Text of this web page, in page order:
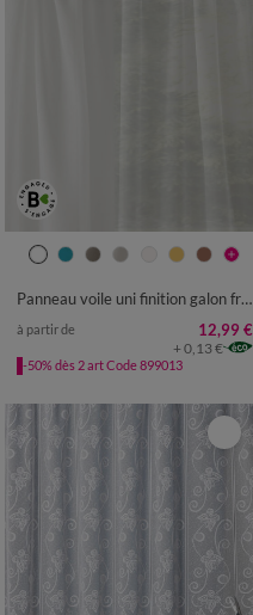
Panneau voile uni finition galon fronceur
à partir de 12,99 €
+ 0,13 €
-50% dès 2 art Code 899013